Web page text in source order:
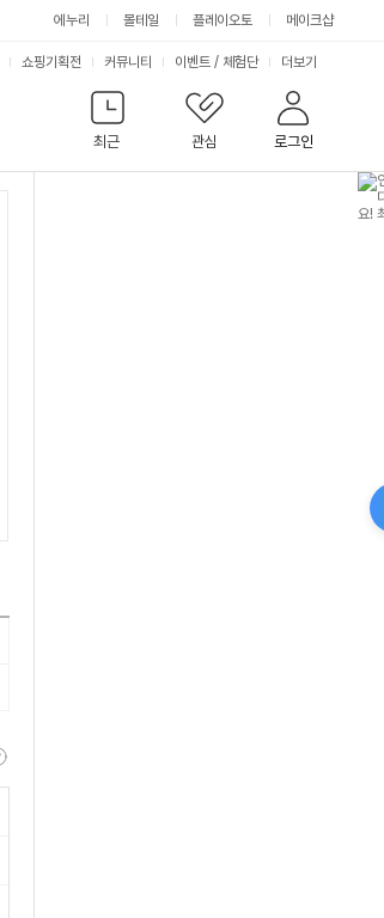
에누리 몰테일 플레이오토
메이크샵
최근
관심 로그인
쇼핑기획전 커뮤니티 이벤트 / 체험단 서
비
스
더보기